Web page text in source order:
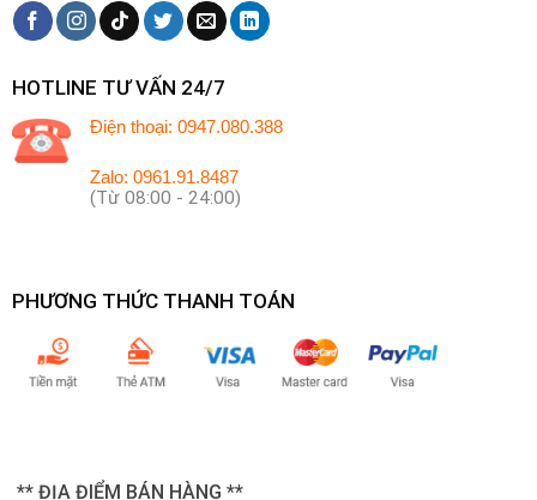
HOTLINE TƯ VẤN 24/7
Điện thoại: 0947.080.388
Zalo: 0961.91.8487
(Từ 08:00 - 24:00)
PHƯƠNG THỨC THANH TOÁN
** ĐỊA ĐIỂM BÁN HÀNG **